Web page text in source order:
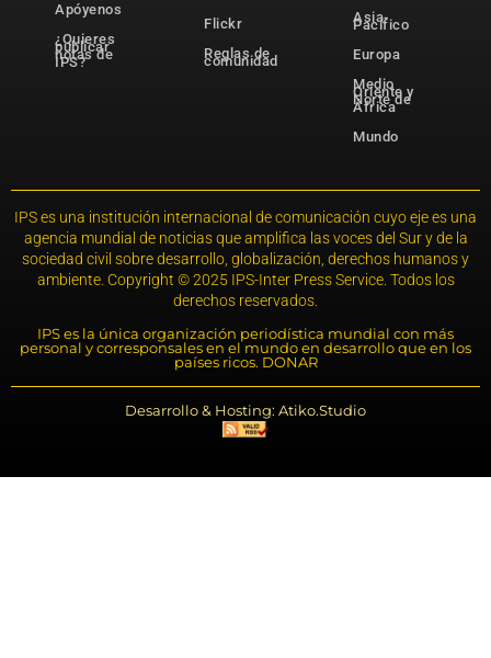
Apóyenos
¿Quieres
publicar
notas de
IPS?
Flickr
Reglas de
comunidad
Asia-
Pacífico
Europa
Medio
Oriente y
Norte de
África
Mundo
IPS es una institución internacional de comunicación cuyo eje es una
agencia mundial de noticias que amplifica las voces del Sur y de la
sociedad civil sobre desarrollo, globalización, derechos humanos y
ambiente. Copyright © 2025 IPS-Inter Press Service. Todos los
derechos reservados.
IPS es la única organización periodística mundial con más
personal y corresponsales en el mundo en desarrollo que en los
países ricos. DONAR
Desarrollo & Hosting: Atiko.Studio